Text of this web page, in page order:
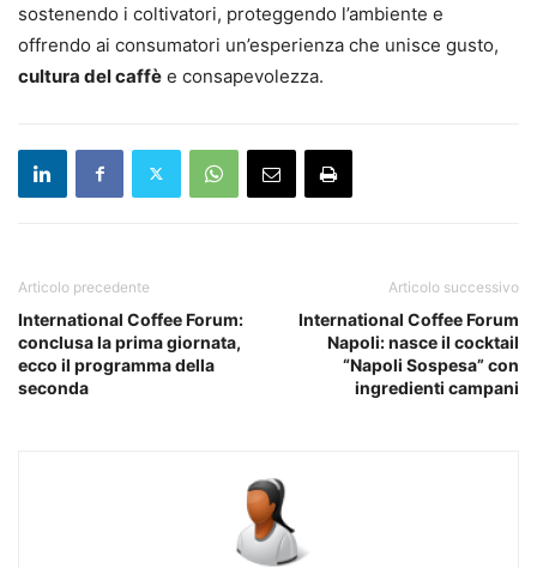
sostenendo i coltivatori, proteggendo l’ambiente e
offrendo ai consumatori un’esperienza che unisce gusto,
cultura del caffè e consapevolezza.
Articolo precedente
International Coffee Forum:
conclusa la prima giornata,
ecco il programma della
seconda
Articolo successivo
International Coffee Forum
Napoli: nasce il cocktail
“Napoli Sospesa” con
ingredienti campani